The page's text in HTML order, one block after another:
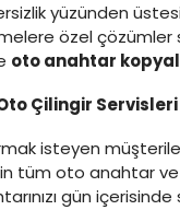
yüzünden
özel çözümler
oto anahtar
Çilingir Servisleri
isteyen
tüm oto anahtar
gün